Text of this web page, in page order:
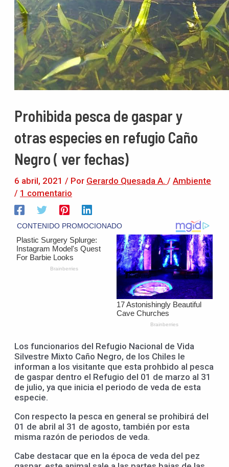
Prohibida pesca de gaspar y
otras especies en refugio Caño
Negro ( ver fechas)
6 abril, 2021 / Por Gerardo Quesada A. / Ambiente
/ 1 comentario
Los funcionarios del Refugio Nacional de Vida
Silvestre Mixto Caño Negro, de los Chiles le
informan a los visitante que esta prohbido al pesca
de gaspar dentro el Refugio del 01 de marzo al 31
de julio, ya que inicia el periodo de veda de esta
especie.
Con respecto la pesca en general se prohibirá del
01 de abril al 31 de agosto, también por esta
misma razón de periodos de veda.
Cabe destacar que en la época de veda del pez